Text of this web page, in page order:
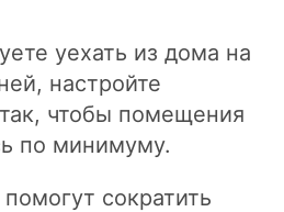
уехать из дома на
настройте
чтобы помещения
по минимуму.
сократить